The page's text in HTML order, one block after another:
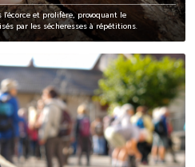
et prolifère, provoquant le
par les sécheresses à répétitions.